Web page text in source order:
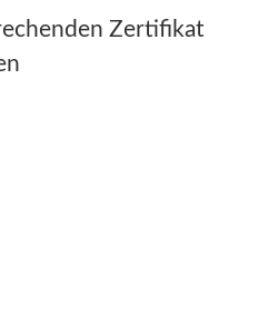
Zertifikat